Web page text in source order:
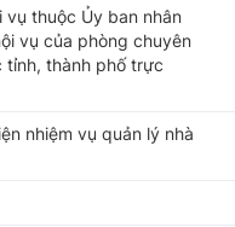
vụ thuộc Ủy ban nhân
vụ của phòng chuyên
tỉnh, thành phố trực
nhiệm vụ quản lý nhà